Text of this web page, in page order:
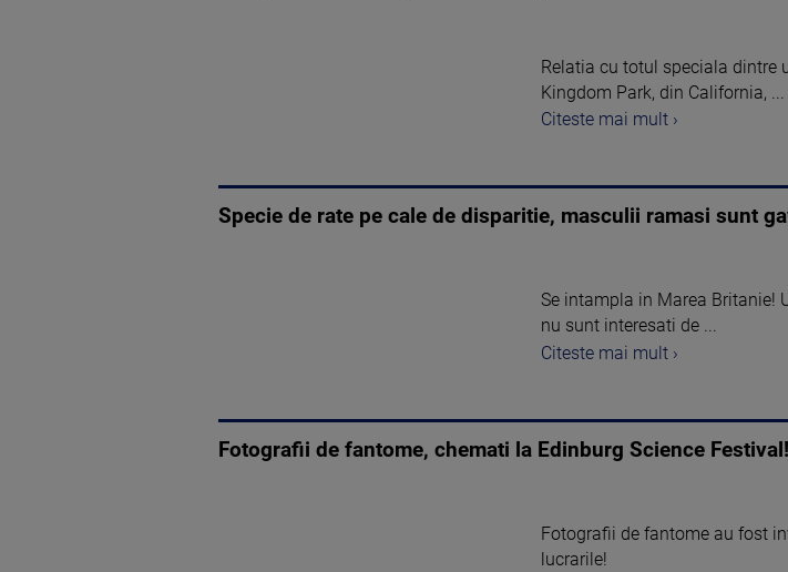
Relatia cu totul speciala dintre
Kingdom Park, din California, ...
Citeste mai mult ›
Specie de rate pe cale de disparitie, masculii ramasi sunt
Se intampla in Marea Britanie!
nu sunt interesati de ...
Citeste mai mult ›
Fotografii de fantome, chemati la Edinburg Science Festival!
Fotografii de fantome au fost
lucrarile!